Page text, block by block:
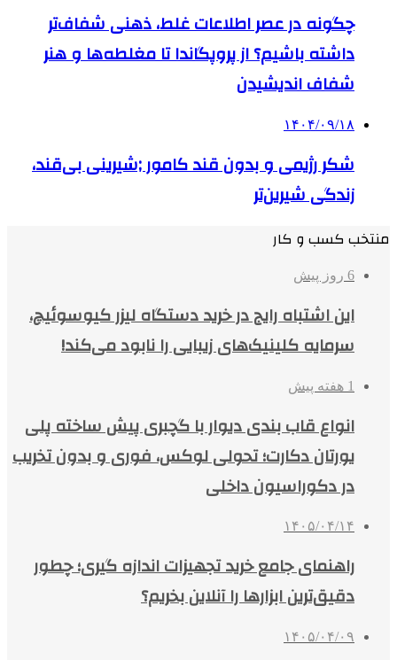
چگونه در عصر اطلاعات غلط، ذهنی شفاف‌تر
داشته باشیم؟ از پروپگاندا تا مغلطه‌ها و هنر
شفاف اندیشیدن
۱۴۰۴/۰۹/۱۸
شکر رژیمی و بدون قند کامور ;شیرینی بی‌قند،
زندگی شیرین‌تر
منتخب کسب و کار
6 روز پیش
این اشتباه رایج در خرید دستگاه لیزر کیوسوئیچ،
سرمایه کلینیک‌های زیبایی را نابود می‌کند!
1 هفته پیش
انواع قاب بندی دیوار با گچبری پیش ساخته پلی
یورتان دکارت؛ تحولی لوکس، فوری و بدون تخریب
در دکوراسیون داخلی
۱۴۰۵/۰۴/۱۴
راهنمای جامع خرید تجهیزات اندازه گیری؛ چطور
دقیق‌ترین ابزارها را آنلاین بخریم؟
۱۴۰۵/۰۴/۰۹